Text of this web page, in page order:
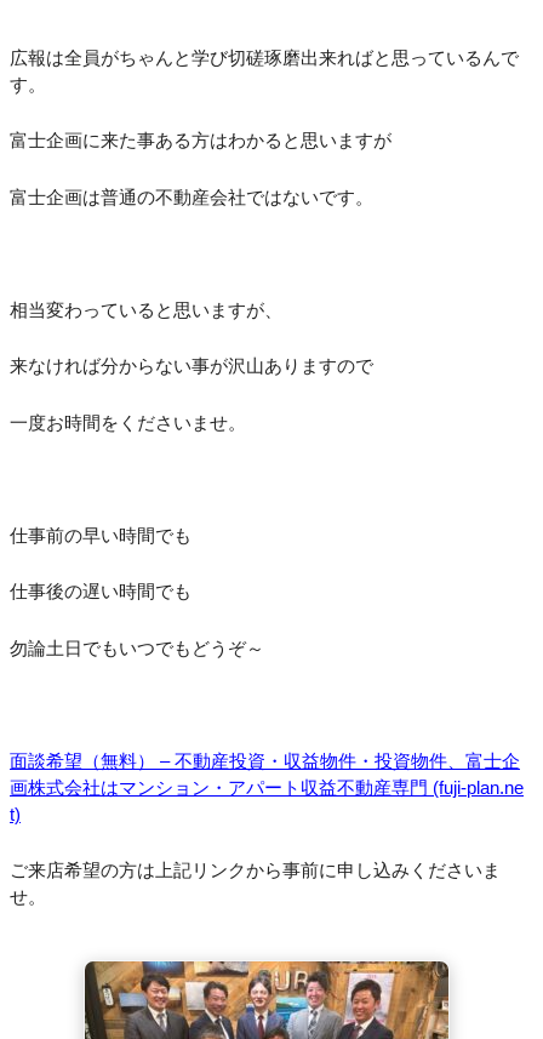
広報は全員がちゃんと学び切磋琢磨出来ればと思っているんで
す。
富士企画に来た事ある方はわかると思いますが
富士企画は普通の不動産会社ではないです。
相当変わっていると思いますが、
来なければ分からない事が沢山ありますので
一度お時間をくださいませ。
仕事前の早い時間でも
仕事後の遅い時間でも
勿論土日でもいつでもどうぞ～
面談希望（無料） – 不動産投資・収益物件・投資物件、富士企
画株式会社はマンション・アパート収益不動産専門 (fuji-plan.ne
t)
ご来店希望の方は上記リンクから事前に申し込みくださいま
せ。